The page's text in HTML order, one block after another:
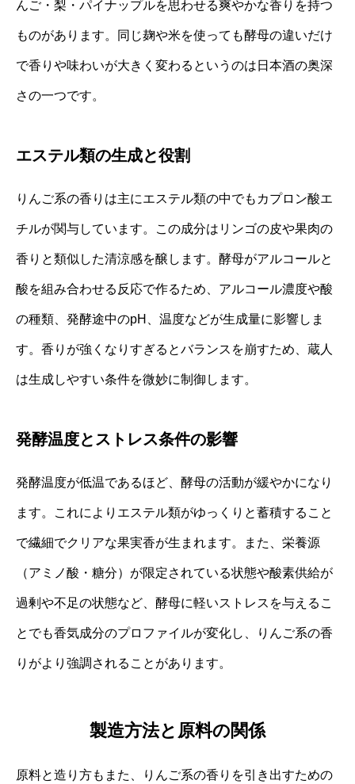
んご・梨・パイナップルを思わせる爽やかな香りを持つ
ものがあります。同じ麹や米を使っても酵母の違いだけ
で香りや味わいが大きく変わるというのは日本酒の奥深
さの一つです。
エステル類の生成と役割
りんご系の香りは主にエステル類の中でもカプロン酸エ
チルが関与しています。この成分はリンゴの皮や果肉の
香りと類似した清涼感を醸します。酵母がアルコールと
酸を組み合わせる反応で作るため、アルコール濃度や酸
の種類、発酵途中のpH、温度などが生成量に影響しま
す。香りが強くなりすぎるとバランスを崩すため、蔵人
は生成しやすい条件を微妙に制御します。
発酵温度とストレス条件の影響
発酵温度が低温であるほど、酵母の活動が緩やかになり
ます。これによりエステル類がゆっくりと蓄積すること
で繊細でクリアな果実香が生まれます。また、栄養源
（アミノ酸・糖分）が限定されている状態や酸素供給が
過剰や不足の状態など、酵母に軽いストレスを与えるこ
とでも香気成分のプロファイルが変化し、りんご系の香
りがより強調されることがあります。
製造方法と原料の関係
原料と造り方もまた、りんご系の香りを引き出すための